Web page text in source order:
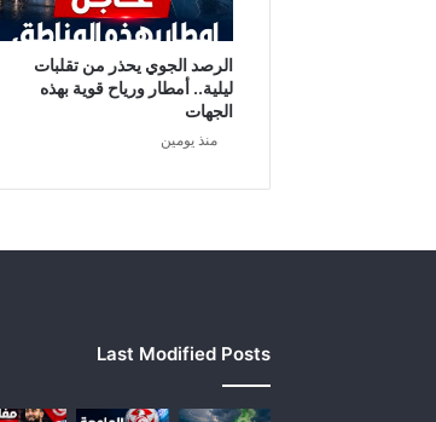
ا
ن
الرصد الجوي يحذر من تقلبات
ليلية.. أمطار ورياح قوية بهذه
الجهات
منذ يومين
Last Modified Posts